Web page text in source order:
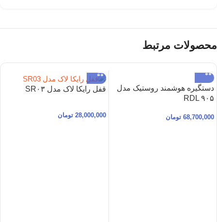
محصولات مرتبط
دستگیره هوشمند روستیک مدل
RDL ۹۰۵
68,700,000 تومان
قفل رایکا لاک مدل SR۰۳
28,000,000 تومان